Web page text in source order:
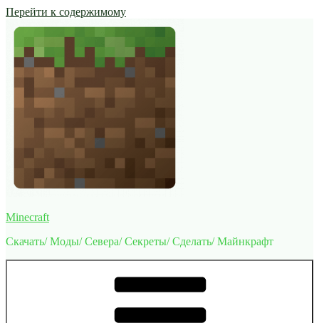
Перейти к содержимому
Minecraft
Скачать/ Моды/ Севера/ Секреты/ Сделать/ Майнкрафт